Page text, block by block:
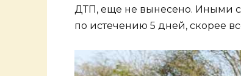
ДТП, еще не вынесено. Иными
по истечению 5 дней, скорее